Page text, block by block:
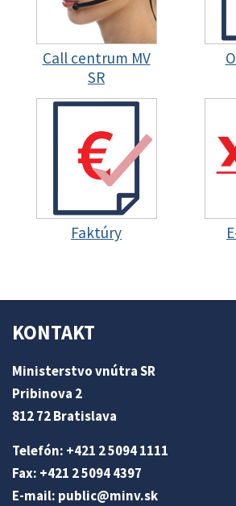
Call centrum MV
SR
Faktúry
KONTAKT
Ministerstvo vnútra SR
Pribinova 2
812 72 Bratislava
Telefón: +421 2 5094 1111
Fax: +421 2 5094 4397
E-mail: public@minv.sk